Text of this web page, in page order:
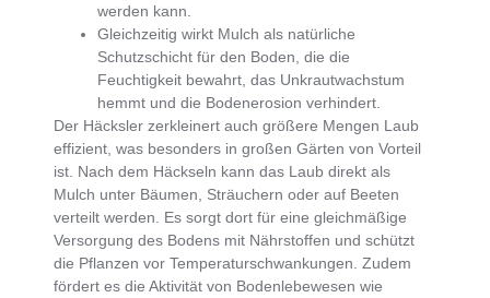
werden kann.
Gleichzeitig wirkt Mulch als natürliche
Schutzschicht für den Boden , die die
Feuchtigkeit bewahrt, das Unkrautwachstum
hemmt und die Bodenerosion verhindert.
Der Häcksler zerkleinert auch größere Mengen Laub
effizient , was besonders in großen Gärten von Vorteil
ist. Nach dem Häckseln kann das Laub direkt als
Mulch unter Bäumen, Sträuchern oder auf Beeten
verteilt werden . Es sorgt dort für einegleichmäßige
Versorgung des Bodens mit Nährstoffen und schützt
die Pflanzen vor Temperaturschwankungen. Zudem
fördert es die Aktivität von Bodenlebewesen wie